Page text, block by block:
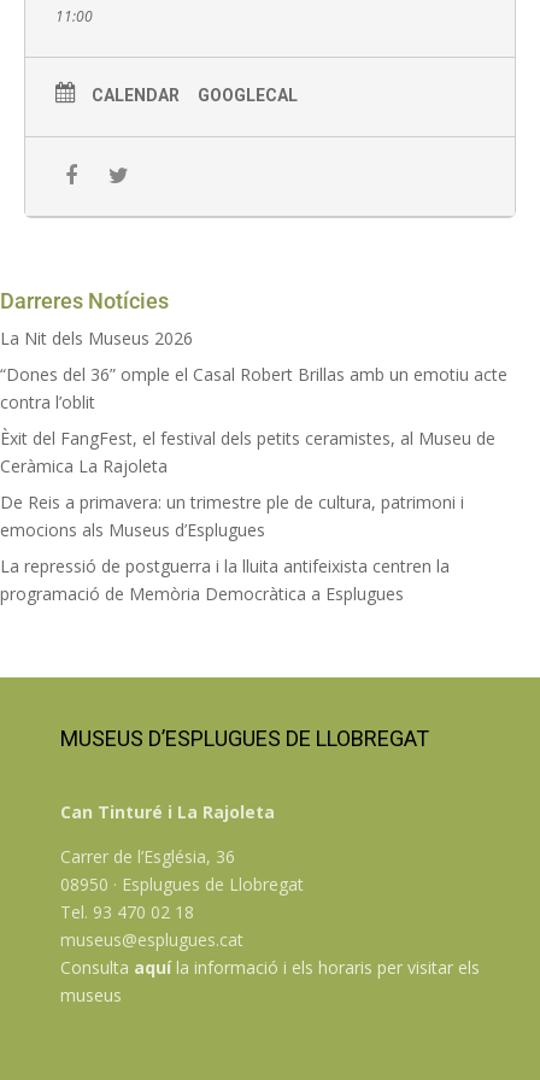
Barcelona, juntament amb el Turó de la Rovira.
Vine i descobreix tota la història de Sant Pere Màrtir!-
Activitat gratuïta prèvia inscripció
2 Hores de durada aprox.
Recomanem portar calçat còmode i aigua
11:00
CALENDAR GOOGLECAL
Darreres Notícies
La Nit dels Museus 2026
“Dones del 36” omple el Casal Robert Brillas amb un emotiu acte
contra l’oblit
Èxit del FangFest, el festival dels petits ceramistes, al Museu de
Ceràmica La Rajoleta
De Reis a primavera: un trimestre ple de cultura, patrimoni i
emocions als Museus d’Esplugues
La repressió de postguerra i la lluita antifeixista centren la
programació de Memòria Democràtica a Esplugues
MUSEUS D’ESPLUGUES DE LLOBREGAT
Can Tinturé i La Rajoleta
Carrer de l’Església, 36
08950 · Esplugues de Llobregat
Tel. 93 470 02 18
museus@esplugues.cat
Consulta aquíla informació i els horaris per visitar els
museus